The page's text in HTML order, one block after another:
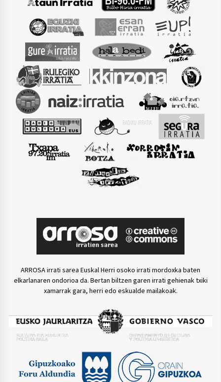
ARROSA irrati sarea Euskal Herri osoko irrati mordoxka baten
elkarlanaren ondorioa da. Bertan biltzen garen irrati gehienak txiki
xamarrak gara, herri edo eskualde mailakoak.